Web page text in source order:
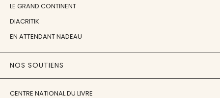
LE GRAND CONTINENT
DIACRITIK
EN ATTENDANT NADEAU
NOS SOUTIENS
CENTRE NATIONAL DU LIVRE